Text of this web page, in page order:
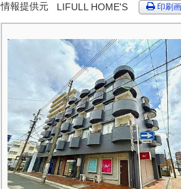
情報提供元 LIFULL HOME'S 印刷